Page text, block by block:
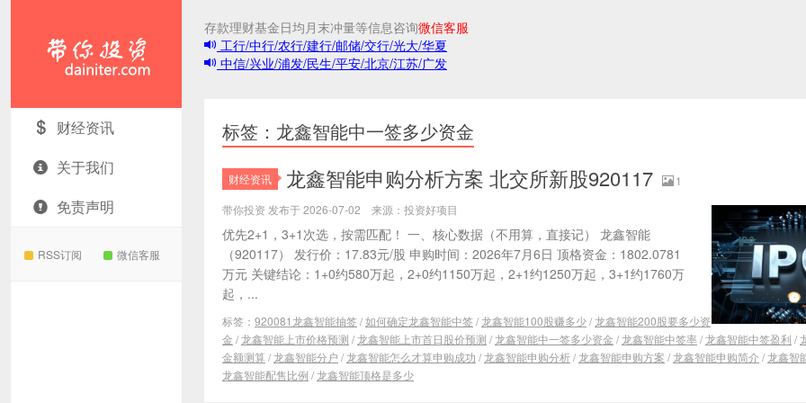
带你投资 财经资讯
关于我们
免责声明
RSS订阅 微信客服
存款理财基金日均月末冲量等信息咨询微信客服
工行/中行/农行/建行/邮储/交行/光大/华夏
中信/兴业/浦发/民生/平安/北京/江苏/广发
标签：龙鑫智能中一签多少资金
财经资讯 龙鑫智能申购分析方案 北交所新股920117
1
带你投资 发布于 2026-07-02 来源：投资好项目
优先2+1，3+1次选，按需匹配！ 一、核心数据（不用算，直接记） 龙鑫智能
（920117） 发行价：17.83元/股 申购时间：2026年7月6日 顶格资金：1802.0781
万元 关键结论：1+0约580万起，2+0约1150万起，2+1约1250万起，3+1约1760万
起，...
标签： 920081龙鑫智能抽签/如何确定龙鑫智能中签/龙鑫智能100股赚多少/龙鑫智能200股要多少资
金 /龙鑫智能上市价格预测 /龙鑫智能上市首日股价预测 /龙鑫智能中一签多少资金 /龙鑫智能中签率/龙鑫智能中签盈利 /
金额测算 /龙鑫智能分户 /龙鑫智能怎么才算申购成功 /龙鑫智能申购分析/龙鑫智能申购方案 /龙鑫智能申购简介 /龙鑫智
龙鑫智能配售比例 /龙鑫智能顶格是多少